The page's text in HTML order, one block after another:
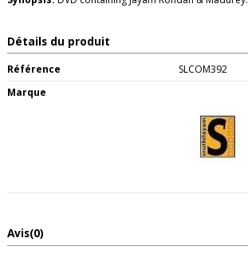
Détails du produit
Référence
SLCOM392
Marque
Avis(0)